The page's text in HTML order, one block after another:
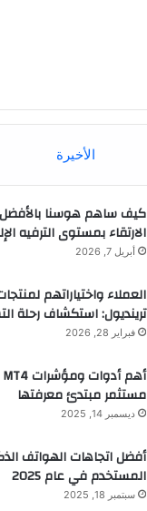
الأخيرة
كيف ساهم هوسنا
الارتقاء بمستوى الترفيه
أبريل 7, 2026
العملاء واختياراتهم
ترينديول: استكشاف رحلة
فبراير 28, 2026
مستثمر مبتدئ معرفتها
ديسمبر 14, 2025
أفضل اتجاهات الهواتف
المستخدم في عام 2025
سبتمبر 18, 2025